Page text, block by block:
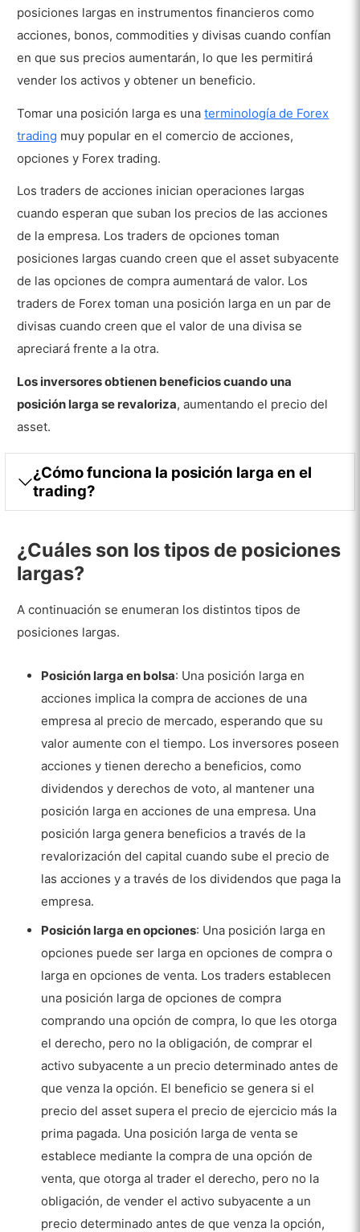
¿Cómo identifican los traders los puntos
utilizan posiciones largas?
¿Qué factores influyen en la decisión de entrar
en una posición larga en diferentes mercados
financieros?
¿Cuál es el proceso de generación de
beneficios mediante una operación de
posición larga?
¿Qué riesgos deben tener en cuenta los traders
al mantener una posición larga en cualquier
mercado?
¿Qué papel desempeña el
apalancamiento en las estrategias de
posición larga trading?
¿Se pueden mantener
¿Permiten todos los brokers posiciones
largas?
posiciones largas en instrumentos financieros como
acciones, bonos, commodities y divisas cuando confían
en que sus precios aumentarán, lo que les permitirá
vender los activos y obtener un beneficio.
Tomar una posición larga es unaterminología de Forex
trading muy popular en el comercio de acciones,
opciones y Forex trading.
Los traders de acciones inician operaciones largas
cuando esperan que suban los precios de las acciones
de la empresa. Los traders de opciones toman
posiciones largas cuando creen que el asset subyacente
de las opciones de compra aumentará de valor. Los
traders de Forex toman una posición larga en un par de
divisas cuando creen que el valor de una divisa se
apreciará frente a la otra.
Los inversores obtienen beneficios cuando una
posición larga se revaloriza, aumentando el precio del
asset.
¿Cómo funciona la posición larga en el
trading?
¿Cuáles son los tipos de posiciones
largas?
A continuación se enumeran los distintos tipos de
posiciones largas.
Posición larga en bolsa: Una posición larga en
acciones implica la compra de acciones de una
empresa al precio de mercado, esperando que su
valor aumente con el tiempo. Los inversores poseen
acciones y tienen derecho a beneficios, como
dividendos y derechos de voto, al mantener una
posición larga en acciones de una empresa. Una
posición larga genera beneficios a través de la
revalorización del capital cuando sube el precio de
las acciones y a través de los dividendos que paga la
empresa.
Posición larga en opciones: Una posición larga en
opciones puede ser larga en opciones de compra o
larga en opciones de venta. Los traders establecen
una posición larga de opciones de compra
comprando una opción de compra, lo que les otorga
el derecho, pero no la obligación, de comprar el
activo subyacente a un precio determinado antes de
que venza la opción. El beneficio se genera si el
precio del asset supera el precio de ejercicio más la
prima pagada. Una posición larga de venta se
establece mediante la compra de una opción de
venta, que otorga al trader el derecho, pero no la
obligación, de vender el activo subyacente a un
precio determinado antes de que venza la opción,